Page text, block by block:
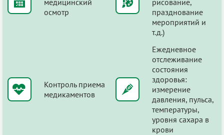
осмотр
празднование
мероприятий и
т.д.)
Контроль приема
медикаментов
Ежедневное
отслеживание
состояния
здоровья:
измерение
давления, пульса,
температуры,
уровня сахара в
крови